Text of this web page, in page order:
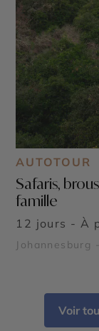
AUTOTOUR
Safaris,
famille
12 jours - À
Johannesburg
Voir